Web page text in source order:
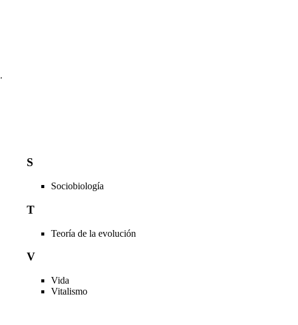
.
S
Sociobiología
T
Teoría de la evolución
V
Vida
Vitalismo